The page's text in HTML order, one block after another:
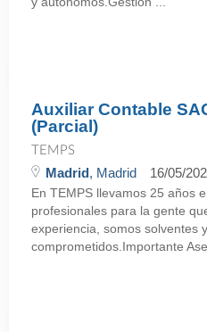
Auxiliar Contable
(Parcial)
TEMPS
Madrid, Madrid 16/05/
En TEMPS llevamos 25 años
profesionales para la gente
experiencia, somos solventes
comprometidos.Importante